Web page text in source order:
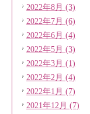
2022年8月 (3)
2022年7月 (6)
2022年6月 (4)
2022年5月 (3)
2022年3月 (1)
2022年2月 (4)
2022年1月 (7)
2021年12月 (7)